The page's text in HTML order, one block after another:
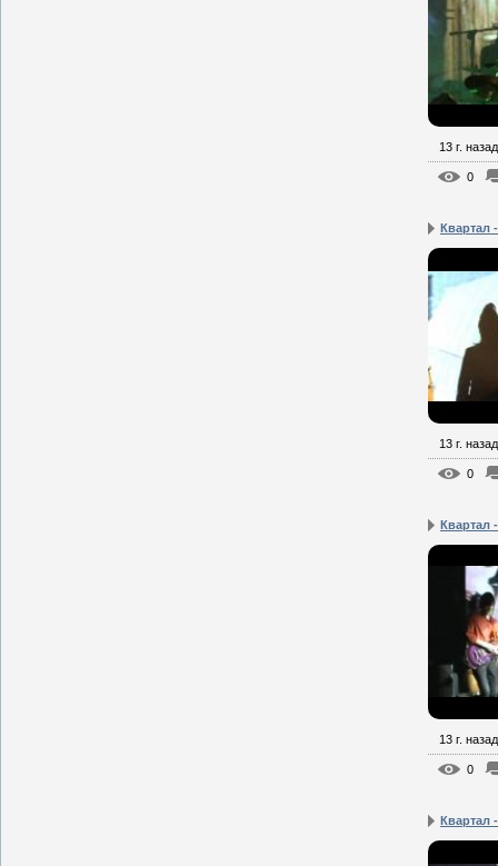
13 г. назад
0
Квартал
13 г. назад
0
Квартал
13 г. назад
0
Квартал